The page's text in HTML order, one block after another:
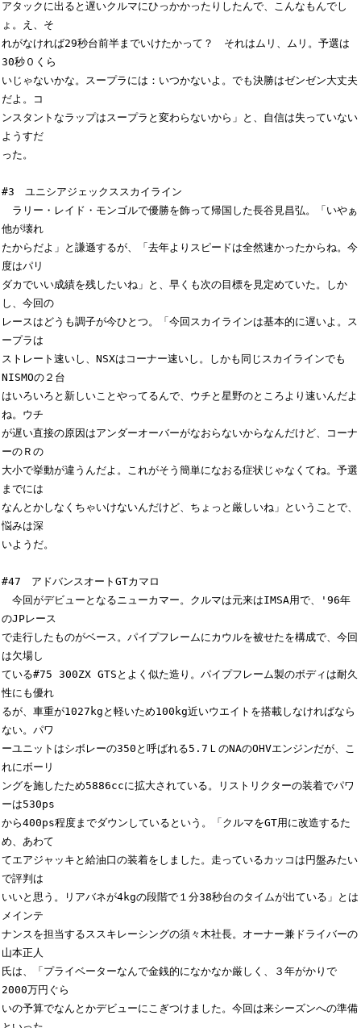
アタックに出ると遅いクルマにひっかかったりしたんで、こんなもんでし
ょ。え、そ
れがなければ29秒台前半までいけたかって？　それはムリ、ムリ。予選は
30秒０くら
いじゃないかな。スープラには：いつかないよ。でも決勝はゼンゼン大丈夫
だよ。コ
ンスタントなラップはスープラと変わらないから」と、自信は失っていない
ようすだ
った。
#3　ユニシアジェックススカイライン
ラリー・レイド・モンゴルで優勝を飾って帰国した長谷見昌弘。「いやぁ
他が壊れ
たからだよ」と謙遜するが、「去年よりスピードは全然速かったからね。今
度はパリ
ダカでいい成績を残したいね」と、早くも次の目標を見定めていた。しか
し、今回の
レースはどうも調子が今ひとつ。「今回スカイラインは基本的に遅いよ。ス
ープラは
ストレート速いし、NSXはコーナー速いし。しかも同じスカイラインでも
NISMOの２台
はいろいろと新しいことやってるんで、ウチと星野のところより速いんだよ
ね。ウチ
が遅い直接の原因はアンダーオーバーがなおらないからなんだけど、コーナ
ーのＲの
大小で挙動が違うんだよ。これがそう簡単になおる症状じゃなくてね。予選
までには
なんとかしなくちゃいけないんだけど、ちょっと厳しいね」ということで、
悩みは深
いようだ。
#47　アドバンスオートGTカマロ
今回がデビューとなるニューカマー。クルマは元来はIMSA用で、'96年
のJPレース
で走行したものがベース。パイプフレームにカウルを被せたを構成で、今回
は欠場し
ている#75 300ZX GTSとよく似た造り。パイプフレーム製のボディは耐久
性にも優れ
るが、車重が1027kgと軽いため100kg近いウエイトを搭載しなければなら
ない。パワ
ーユニットはシボレーの350と呼ばれる5.7ＬのNAのOHVエンジンだが、こ
れにボーリ
ングを施したため5886ccに拡大されている。リストリクターの装着でパワ
ーは530ps
から400ps程度までダウンしているという。「クルマをGT用に改造するた
め、あわて
てエアジャッキと給油口の装着をしました。走っているカッコは円盤みたい
で評判は
いいと思う。リアバネが4kgの段階で１分38秒台のタイムが出ている」とは
メインテ
ナンスを担当するススキレーシングの須々木社長。オーナー兼ドライバーの
山本正人
氏は、「プライベーターなんで金銭的になかなか厳しく、３年がかりで
2000万円ぐら
いの予算でなんとかデビューにこぎつけました。今回は来シーズンへの準備